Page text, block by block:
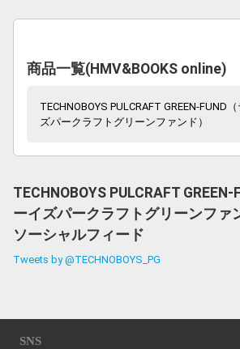
商品一覧(HMV&BOOKS online)
TECHNOBOYS PULCRAFT GREEN-FUND
ズパークラフトグリーンファンド）
TECHNOBOYS PULCRAFT
ーイズパークラフトグリーンファ
ソーシャルフィード
Tweets by @TECHNOBOYS_PG
SNS